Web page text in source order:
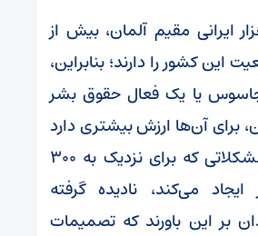
حدود ۴۰۰ هزار ایرانی مقیم آلمان، بیش از
این کشور را دارند؛ بنابراین،
یا یک فعال حقوق بشر
برای آن‌ها ارزش بیشتری دارد
و دردسرها و مشکلاتی که برای نزدیک به ۳۰۰
می‌کند، نادیده گرفته
بر این باورند که تصمیمات